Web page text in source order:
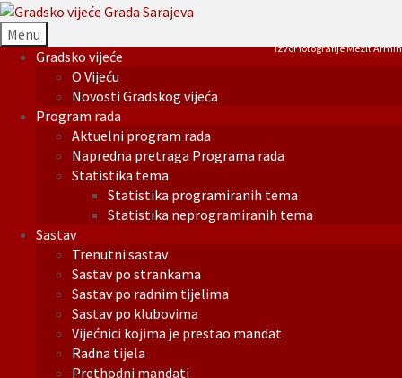
Menu
Gradsko vijeće
O Vijeću
Novosti Gradskog vijeća
Program rada
Aktuelni program rada
Napredna pretraga Programa rada
Statistika tema
Statistika programiranih tema
Statistika neprogramiranih tema
Sastav
Trenutni sastav
Sastav po strankama
Sastav po radnim tijelima
Sastav po klubovima
Vijećnici kojima je prestao mandat
Radna tijela
Prethodni mandati
Izvor fotografije Mezit Armin